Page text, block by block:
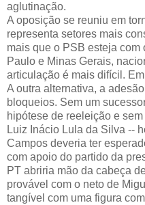
aglutinação.
A oposição se reuniu em
representa setores mais
mais que o PSB esteja
Paulo e Minas Gerais,
articulação é mais difícil.
A outra alternativa, a
bloqueios. Sem um
hipótese de reeleição e
Luiz Inácio Lula da Silva --
Campos deveria ter
com apoio do partido da
PT abriria mão da cabeça
provável com o neto de
tangível com uma figura